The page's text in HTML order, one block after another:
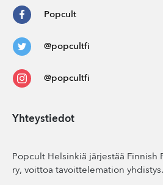
Popcult
@popcultfi
@popcultfi
Yhteystiedot
Popcult Helsinkiä järjestää Finnish
ry, voittoa tavoittelemation yhdistys.